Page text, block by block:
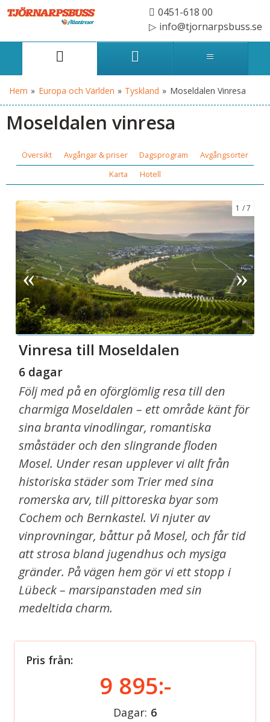
0451-618 00
info@tjornarpsbuss.se
Hem » Europa och Världen » Tyskland » Moseldalen Vinresa
Moseldalen vinresa
Översikt Avgångar & priser Dagsprogram
Avgångsorter
Karta
Hotell
1 7
Vinresa till Moseldalen
6 dagar
Följ med på en oförglömlig resa till den
charmiga Moseldalen – ett område känt för
sina branta vinodlingar, romantiska
småstäder och den slingrande floden
Mosel. Under resan upplever vi allt från
historiska städer som Trier med sina
romerska arv, till pittoreska byar som
Cochem och Bernkastel. Vi njuter av
vinprovningar, båttur på Mosel, och får tid
att strosa bland jugendhus och mysiga
gränder. På vägen hem gör vi ett stopp i
Lübeck – marsipanstaden med sin
medeltida charm.
Pris från:
9 895:-
Dagar: 6